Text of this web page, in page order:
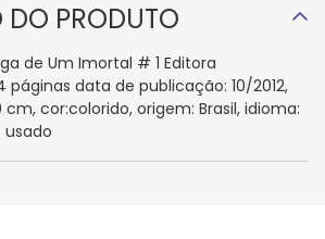
DO PRODUTO
de Um Imortal # 1 Editora
páginas data de publicação: 10/2012,
cm, cor:colorido, origem: Brasil, idioma:
usado